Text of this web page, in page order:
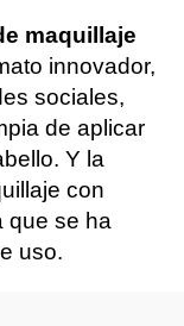
maquillaje
innovador,
sociales,
de aplicar
Y la
con
que se ha
uso.